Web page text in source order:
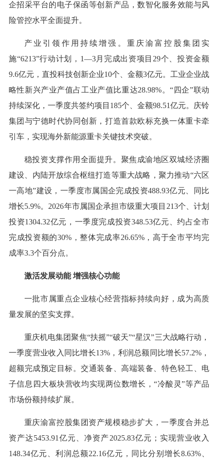
企招采平台的电子保函等创新产品，数智化服务效能与风
险管控水平全面提升。
产业引领作用持续增强。重庆渝富控股集团实
施“6213”行动计划，1—3月完成出资项目29个、投资金额
9.6亿元，直投科技创新企业10个、金额3亿元。工业企业战
略性新兴产业产值占工业产值比重达28.98%。“四企”联动
持续深化，一季度共签约项目185个、金额98.51亿元。庆铃
集团与宁德时代协同创新，打造首款欧标充换一体重卡牵
引车，实现海外新能源重卡关键技术突破。
稳投资支撑作用全面提升。聚焦成渝地区双城经济圈
建设、内陆开放综合枢纽打造等重大战略，聚力推动“六区
一高地”建设，一季度市属国企完成投资488.93亿元、同比
增长5.9%。2026年市属国企承担市级重大项目213个、计划
投资1304.32亿元，一季度完成投资348.53亿元、约占全市
完成投资额的30%，整体完成率26.65%，高于全市平均完
成率3.3个百分点。
激活发展动能 增强核心功能
一批市属重点企业核心经营指标持续向好，成为高质
量发展的坚实支撑。
重庆机电集团聚焦“扶摇”“破天”“星汉”三大战略行动，
一季度营业收入同比增长13%，利润总额同比增长57.2%，
超额完成预定目标。交通装备、高端装备、特色轻工、电
子信息四大板块营收均实现两位数增长，“冷酸灵”等产品
市场份额持续扩展。
重庆渝富控股集团资产规模稳步扩大，一季度合并总
资产达5453.91亿元、净资产2025.83亿元；实现营业收入
148.34亿元、利润总额22.16亿元，同比分别增长8.63%、